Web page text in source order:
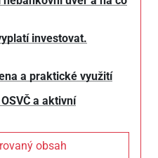
investovat.
a praktické využití
a aktivní
obsah